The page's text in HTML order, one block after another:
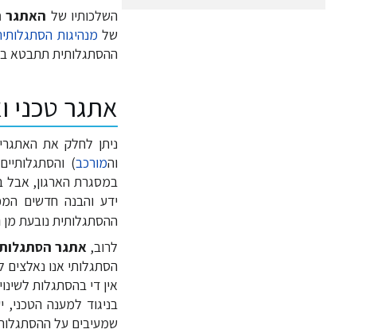
השלכותיו של האתגר
של מנהיגות
ההסתגלותית תתבטא ב
אתגר טכני
ניתן לחלק את
והמורכב)
במסגרת הארגון, אבל
ידע והבנה חדשים
ההסתגלותית נובעת
לרוב, אתגר
הסתגלותי אנו
אין די בהסתגלות
בניגוד למענה הטכני,
שמעיבים על ההסתגלות